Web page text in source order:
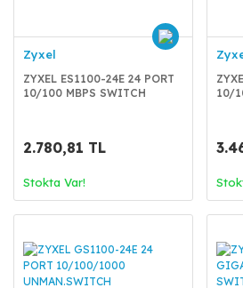
Zyxel
ZYXEL ES1100-24E 24 PORT
10/100 MBPS SWITCH
2.780,81 TL
Stokta Var!
10/